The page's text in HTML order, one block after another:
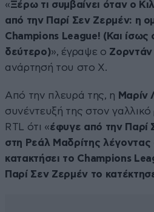
«Ξέρω τι συμβαίνει όταν ο
από την Παρί Σεν Ζερμέν: η
Champions League! (Και ίσως
δεύτερο)», έγραψε ο
ανάρτησή του στο X.
Από την πλευρά της, η Μαρίν
συνέντευξή της στον
RTL ότι «έφυγε από την Παρί
στη Ρεάλ Μαδρίτης λέγοντας
κατακτήσει το Champions
Παρί Σεν Ζερμέν το